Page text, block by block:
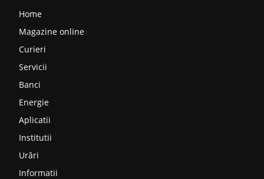
Home
Magazine online
Curieri
Servicii
Banci
Energie
Aplicatii
Institutii
Urări
Informatii